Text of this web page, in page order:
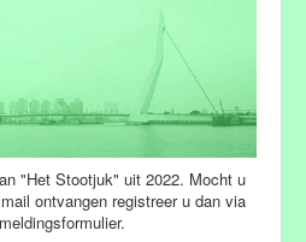
"Het Stootjuk" uit 2022. Mocht u
ontvangen registreer u dan via